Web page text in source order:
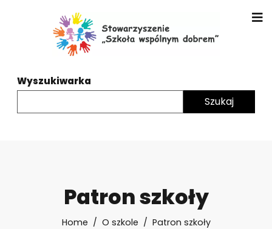
Wyszukiwarka
Patron szkoły
Home O szkole Patron szkoły